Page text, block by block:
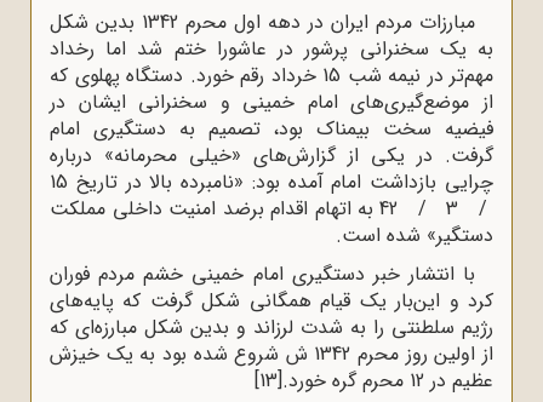
مبارزات مردم ایران در دهه اول محرم 1342 بدین شکل
به یک سخنرانی پرشور در عاشورا ختم شد اما رخداد
مهم‌تر در نیمه شب 15 خرداد رقم خورد. دستگاه پهلوی که
از موضع‌گیری‌های امام خمینی و سخنرانی ایشان در
فیضیه سخت بیمناک بود، تصمیم به دستگیری امام
گرفت. در یکی از گزارش‌های «خیلی محرمانه» درباره
چرایی بازداشت امام آمده بود: «نامبرده بالا در تاریخ 15
/ 3 / 42 به اتهام اقدام برضد امنیت داخلی مملکت
دستگیر» شده است.
با انتشار خبر دستگیری امام خمینی خشم مردم فوران
کرد و این‌بار یک قیام همگانی شکل گرفت که پایه‌های
رژیم سلطنتی را به شدت لرزاند و بدین شکل مبارزه‌ای که
از اولین روز محرم 1342 ش شروع شده بود به یک خیزش
عظیم در 12 محرم گره خورد.
[13]